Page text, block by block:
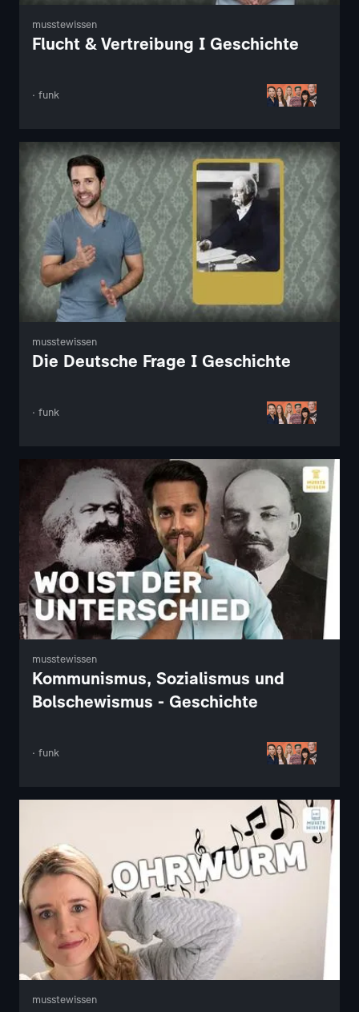
musstewissen
Flucht & Vertreibung I Geschichte
· funk
musstewissen
Die Deutsche Frage I Geschichte
· funk
musstewissen
Kommunismus, Sozialismus und
Bolschewismus - Geschichte
· funk
musstewissen